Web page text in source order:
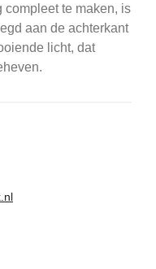
te maken, is
aan de achterkant
licht, dat